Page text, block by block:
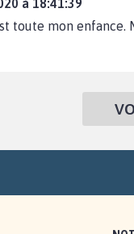
à 18:41:39
toute mon enfance.